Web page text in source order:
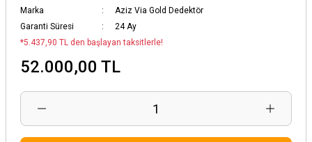
Marka
Aziz Via Gold Dedektör
Garanti Süresi
24 Ay
*5.437,90 TL den başlayan taksitlerle!
52.000,00 TL